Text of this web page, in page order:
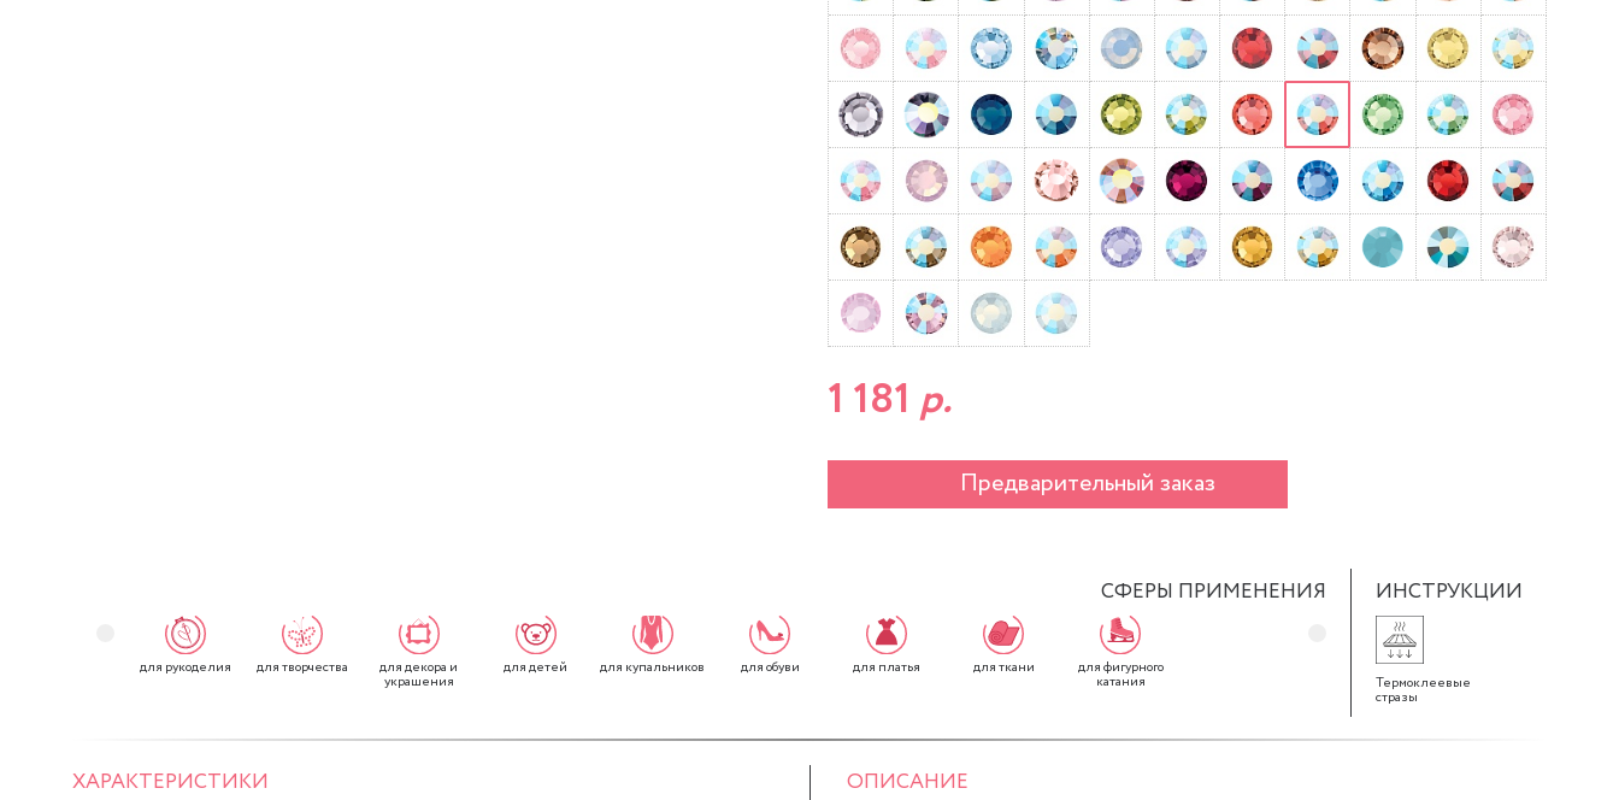
1 181 р.
Предварительный заказ
СФЕРЫ ПРИМЕНЕНИЯ
для рукоделия для творчества для декора и
украшения
для детей для купальников для обуви для платья для ткани для фигурного
катания
ИНСТРУКЦИИ
Термоклеевые
стразы
ХАРАКТЕРИСТИКИ
ОПИСАНИЕ